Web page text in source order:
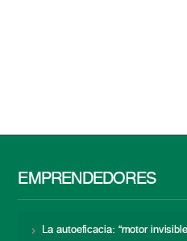
EMPRENDEDORES
La autoeficacia: “motor